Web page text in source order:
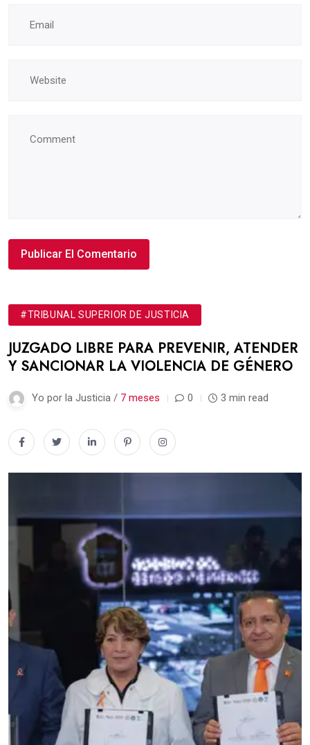
#TRIBUNAL SUPERIOR DE JUSTICIA
JUZGADO LIBRE PARA PREVENIR, ATENDER
Y SANCIONAR LA VIOLENCIA DE GÉNERO
Yo por la Justicia / 7 meses 0 3 min read